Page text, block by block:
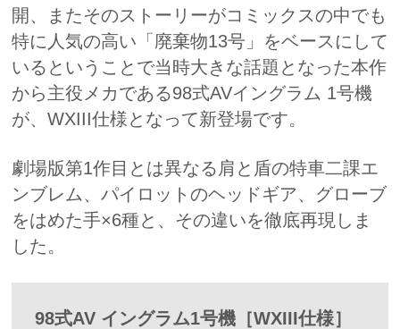
開、またそのストーリーがコミックスの中でも
特に人気の高い「廃棄物13号」をベースにして
いるということで当時大きな話題となった本作
から主役メカである98式AVイングラム 1号機
が、WXIII仕様となって新登場です。
劇場版第1作目とは異なる肩と盾の特車二課エ
ンブレム、パイロットのヘッドギア、グローブ
をはめた手×6種と、その違いを徹底再現しま
した。
98式AV イングラム1号機［WXIII仕様］